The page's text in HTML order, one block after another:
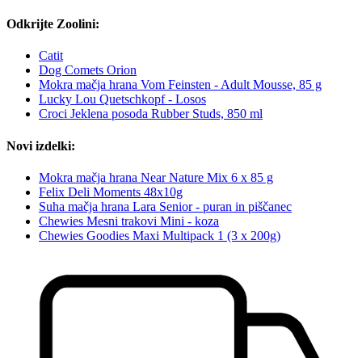
Odkrijte Zoolini:
Catit
Dog Comets Orion
Mokra mačja hrana Vom Feinsten - Adult Mousse, 85 g
Lucky Lou Quetschkopf - Losos
Croci Jeklena posoda Rubber Studs, 850 ml
Novi izdelki:
Mokra mačja hrana Near Nature Mix 6 x 85 g
Felix Deli Moments 48x10g
Suha mačja hrana Lara Senior - puran in piščanec
Chewies Mesni trakovi Mini - koza
Chewies Goodies Maxi Multipack 1 (3 x 200g)